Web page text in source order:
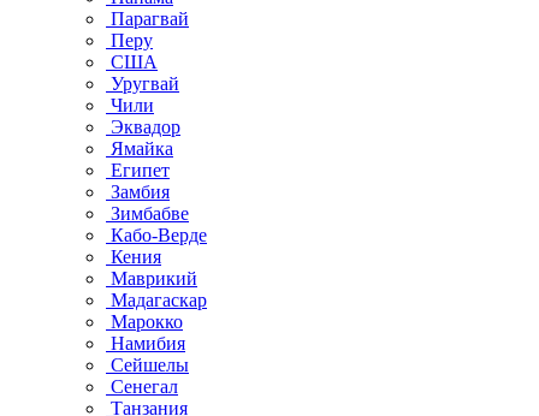
Парагвай
Перу
США
Уругвай
Чили
Эквадор
Ямайка
Египет
Замбия
Зимбабве
Кабо-Верде
Кения
Маврикий
Мадагаскар
Марокко
Намибия
Сейшелы
Сенегал
Танзания